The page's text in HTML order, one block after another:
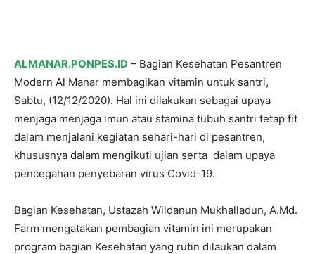
ALMANAR.PONPES.ID – Bagian Kesehatan Pesantren
Modern Al Manar membagikan vitamin untuk santri,
Sabtu, (12/12/2020). Hal ini dilakukan sebagai upaya
menjaga menjaga imun atau stamina tubuh santri tetap fit
dalam menjalani kegiatan sehari-hari di pesantren,
khususnya dalam mengikuti ujian serta dalam upaya
pencegahan penyebaran virus Covid-19.
Bagian Kesehatan, Ustazah Wildanun Mukhalladun, A.Md.
Farm mengatakan pembagian vitamin ini merupakan
program bagian Kesehatan yang rutin dilaukan dalam